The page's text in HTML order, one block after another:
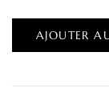
AJOUTER